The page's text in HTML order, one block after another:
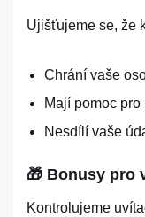
Ujišťujeme se, že
Chrání vaše
Mají pomoc
Nesdílí vaše
🎁 Bonusy pro
Kontrolujeme